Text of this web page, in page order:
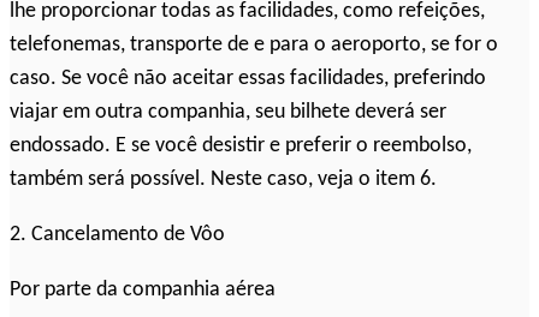
lhe proporcionar todas as facilidades, como refeições,
telefonemas, transporte de e para o aeroporto, se for o
caso. Se você não aceitar essas facilidades, preferindo
viajar em outra companhia, seu bilhete deverá ser
endossado. E se você desistir e preferir o reembolso,
também será possível. Neste caso, veja o item 6.
2. Cancelamento de Vôo
Por parte da companhia aérea